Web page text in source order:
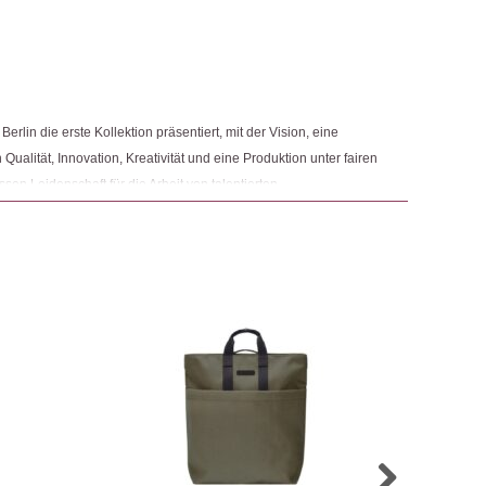
die erste Kollektion präsentiert, mit der Vision, eine
Innovation, Kreativität und eine Produktion unter fairen
Leidenschaft für die Arbeit von talentierten
rund um die Berliner Gründenden wird an einzigartigen